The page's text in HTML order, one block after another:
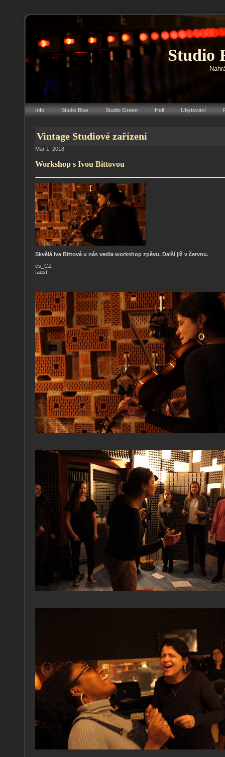
Studio
Info Studio Blue Studio Green Hell Ubytování
Vintage Studiové zařízení
Mar 1, 2018
Workshop s Ivou Bittovou
Skvělá Iva Bittová u nás vedla workshop zpěvu. Další již v červnu.
cs_CZ
faust